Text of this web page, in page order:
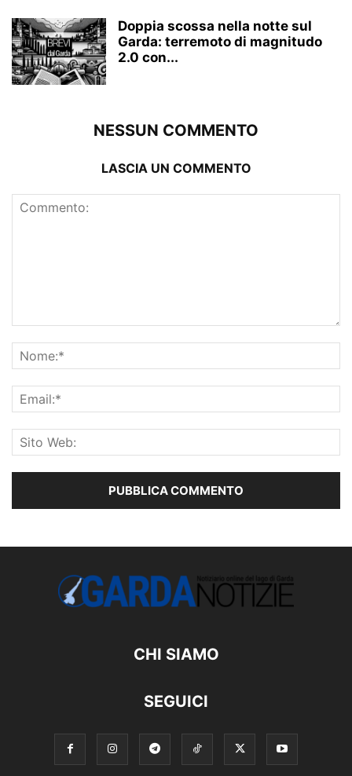
Doppia scossa nella notte sul
Garda: terremoto di magnitudo
2.0 con...
NESSUN COMMENTO
LASCIA UN COMMENTO
CHI SIAMO
SEGUICI